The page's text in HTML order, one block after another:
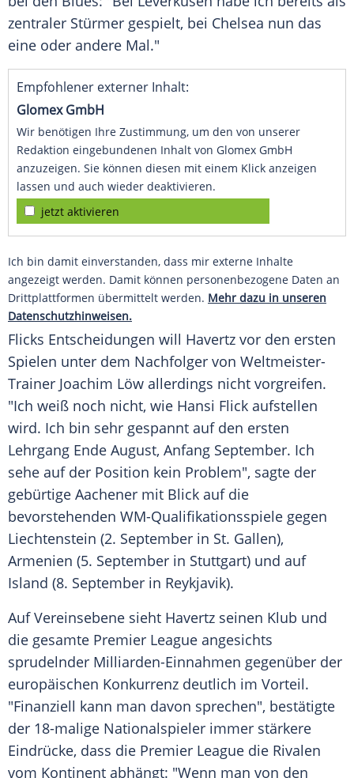
zentraler Stürmer gespielt, bei Chelsea nun das
eine oder andere Mal."
Empfohlener externer Inhalt:
Glomex GmbH
Wir benötigen Ihre Zustimmung, um den von unserer
Redaktion eingebundenen Inhalt von Glomex GmbH
anzuzeigen. Sie können diesen mit einem Klick anzeigen
lassen und auch wieder deaktivieren.
jetzt aktivieren
Ich bin damit einverstanden, dass mir externe Inhalte
angezeigt werden. Damit können personenbezogene Daten an
Drittplattformen übermittelt werden. Mehr dazu in unseren
Datenschutzhinweisen.
Flicks Entscheidungen will Havertz vor den ersten
Spielen unter dem Nachfolger von Weltmeister-
Trainer Joachim Löw allerdings nicht vorgreifen.
"Ich weiß noch nicht, wie Hansi Flick aufstellen
wird. Ich bin sehr gespannt auf den ersten
Lehrgang Ende August, Anfang September. Ich
sehe auf der Position kein Problem", sagte der
gebürtige Aachener mit Blick auf die
bevorstehenden WM-Qualifikationsspiele gegen
Liechtenstein (2. September in St. Gallen),
Armenien (5. September in Stuttgart) und auf
Island (8. September in Reykjavik).
Auf Vereinsebene sieht Havertz seinen Klub und
die gesamte Premier League angesichts
sprudelnder Milliarden-Einnahmen gegenüber der
europäischen Konkurrenz deutlich im Vorteil.
"Finanziell kann man davon sprechen", bestätigte
der 18-malige Nationalspieler immer stärkere
Eindrücke, dass die Premier League die Rivalen
vom Kontinent abhängt: "Wenn man von den